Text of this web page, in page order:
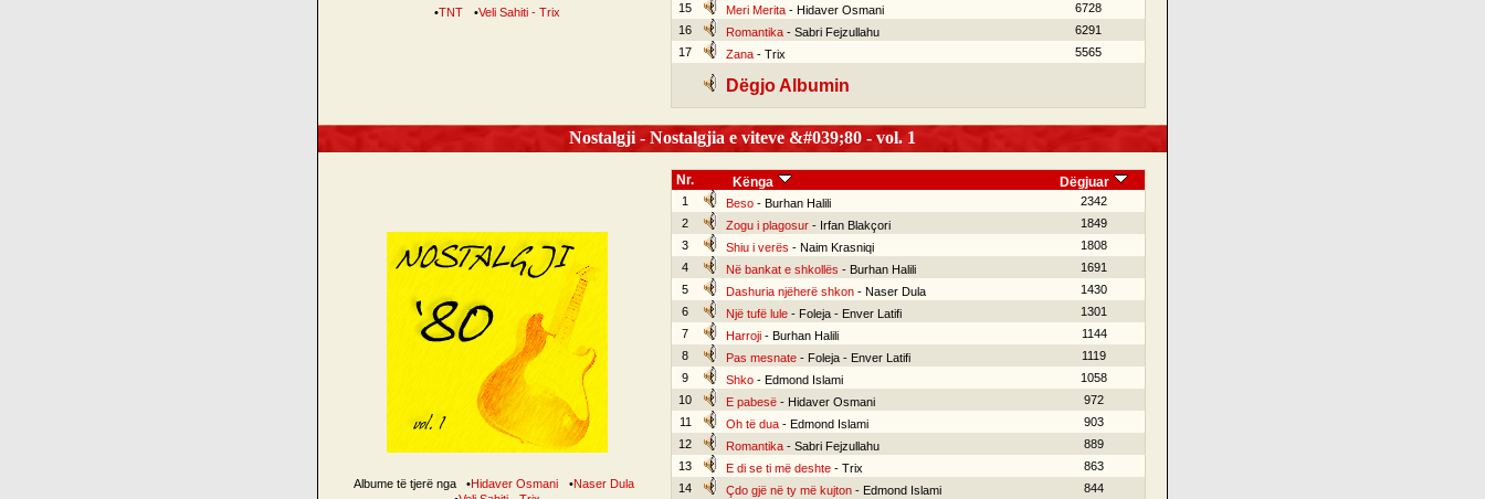
•TNT •Veli Sahiti - Trix
15
Meri Merita- Hidaver Osmani
6728
16
Romantika- Sabri Fejzullahu
6291
17
Zana- Trix 5565
Dëgjo Albumin
Nostalgji - Nostalgjia e viteve &#039;80 - vol. 1
Albume të tjerë nga •Hidaver Osmani •Naser Dula
Nr. Kënga Dëgjuar
1 Beso- Burhan Halili
2342
2
Zogu i plagosur- Irfan Blakçori
1849
3
Shiu i verës - Naim Krasniqi
1808
4
Në bankat e shkollës - Burhan Halili
1691
5
Dashuria njëherë shkon- Naser Dula
1430
6
Një tufë lule- Foleja - Enver Latifi
1301
7
Harroji- Burhan Halili
1144
8
Pas mesnate- Foleja - Enver Latifi
1119
9
Shko- Edmond Islami
1058
10
E pabesë- Hidaver Osmani
972
11
Oh të dua- Edmond Islami
903
12
Romantika- Sabri Fejzullahu
889
13
E di se ti më deshte- Trix
863
14
Çdo gjë në ty më kujton- Edmond Islami 844